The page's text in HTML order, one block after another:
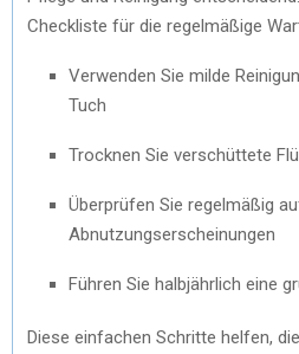
Checkliste für die regelmäßige
Verwenden Sie milde
Tuch
Trocknen Sie verschüttete
Überprüfen Sie regelmäßig
Abnutzungserscheinungen
Führen Sie halbjährlich eine
Diese einfachen Schritte helfen,